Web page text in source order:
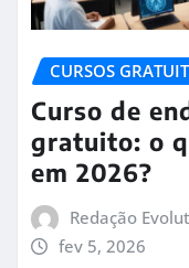
CURSOS
Curso de
gratuito: o
em 2026?
Redação
fev 5, 2026